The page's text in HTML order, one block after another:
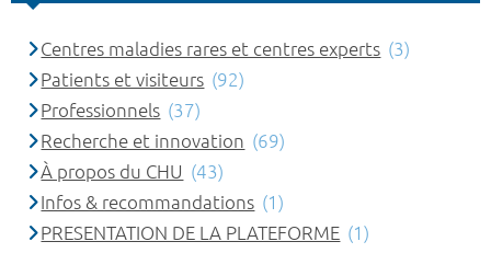
Centres maladies rares et centres experts (3)
Patients et visiteurs (92)
Professionnels (37)
Recherche et innovation (69)
À propos du CHU (43)
Infos & recommandations (1)
PRESENTATION DE LA PLATEFORME (1)